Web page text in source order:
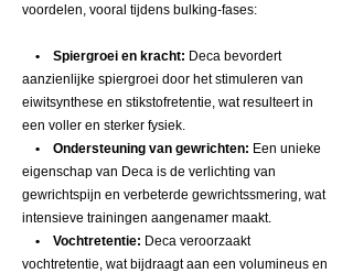
voordelen, vooral tijdens bulking-fases:
• Spiergroei en kracht: Deca bevordert
aanzienlijke spiergroei door het stimuleren van
eiwitsynthese en stikstofretentie, wat resulteert in
een voller en sterker fysiek.
• Ondersteuning van gewrichten: Een unieke
eigenschap van Deca is de verlichting van
gewrichtspijn en verbeterde gewrichtssmering, wat
intensieve trainingen aangenamer maakt.
• Vochtretentie: Deca veroorzaakt
vochtretentie, wat bijdraagt aan een volumineus en